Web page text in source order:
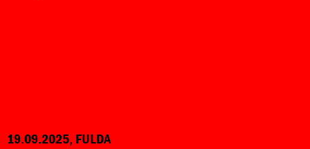
19.09.2025, FULDA